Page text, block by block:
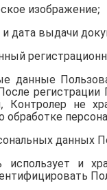
изображение;
дата выдачи
данные
Контролер не
обработке
данных
использует и